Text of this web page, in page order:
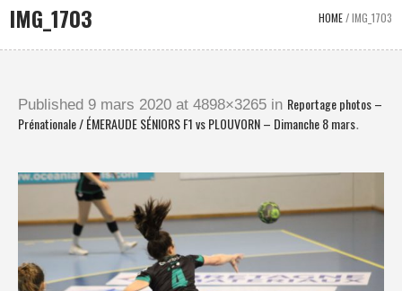
IMG_1703 HOME/IMG_1703
Published 9 mars 2020 at 4898×3265 in Reportage photos –
Prénationale / ÉMERAUDE SÉNIORS F1 vs PLOUVORN – Dimanche 8 mars.